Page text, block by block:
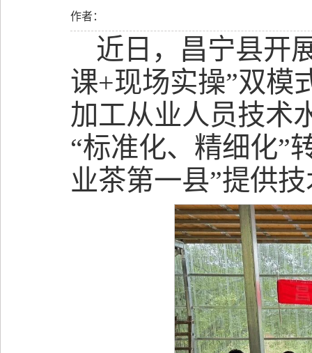
作者：
近日，昌宁县开
课+现场实操”双模
加工从业人员技术
“标准化、精细化”
业茶第一县”提供